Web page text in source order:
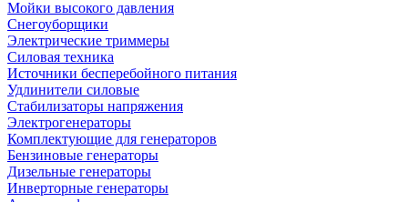
Мойки высокого давления
Снегоуборщики
Электрические триммеры
Силовая техника
Источники бесперебойного питания
Удлинители силовые
Стабилизаторы напряжения
Электрогенераторы
Комплектующие для генераторов
Бензиновые генераторы
Дизельные генераторы
Инверторные генераторы